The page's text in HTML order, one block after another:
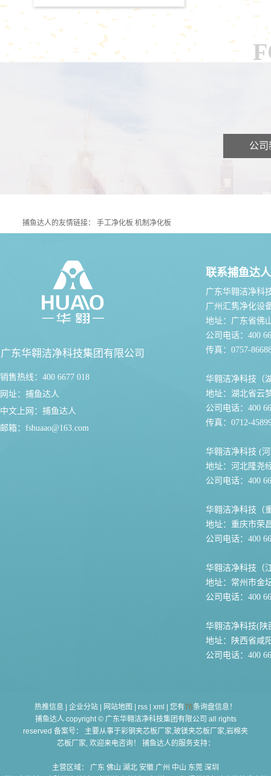
公司
捕鱼达人的友情链接：手工净化板机制净化板
广东华翱洁净科技集团有限公司
销售热线：400 6677 018
网址： 捕鱼达人
中文上网： 捕鱼达人
邮箱： fshuaao@163.com
联系捕鱼达人
广东华翱洁净科
广州汇隽净化设
地址：广东省佛
公司电话：400
传真：0757-
华翱洁净科技（
地址：湖北省云
公司电话：400
传真：0712-
华翱洁净科技 (
地址：河北隆尧
公司电话：400
华翱洁净科技（
地址：重庆市荣
公司电话：400
华翱洁净科技（
地址：常州市金
公司电话：400
华翱洁净科技(陕
地址：陕西省咸
公司电话：400
热推信息 企业分站 网站地图 rss xml 您有76条询盘信息！
捕鱼达人 copyright © 广东华翱洁净科技集团有限公司 all rights
reserved 备案号： 主要从事于彩钢夹芯板厂家,玻镁夹芯板厂家,岩棉夹
芯板厂家, 欢迎来电咨询！ 捕鱼达人的服务支持：
主营区域： 广东 佛山 湖北 安徽 广州 中山 东莞 深圳